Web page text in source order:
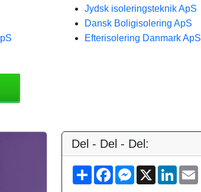
Jydsk isoleringsteknik ApS
Dansk Boligisolering ApS
Efterisolering Danmark ApS
Del - Del - Del:
S
h
F
a
M
X
L